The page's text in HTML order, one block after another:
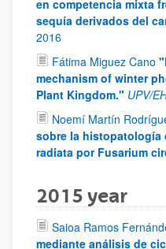
en competencia mixta
sequía derivados del
2016
Fátima Miguez Cano
mechanism of winter
Plant Kingdom." UPV/
Noemí Martín
sobre la histopatología
radiata por Fusarium
2015 year
Saioa Ramos
mediante análisis de